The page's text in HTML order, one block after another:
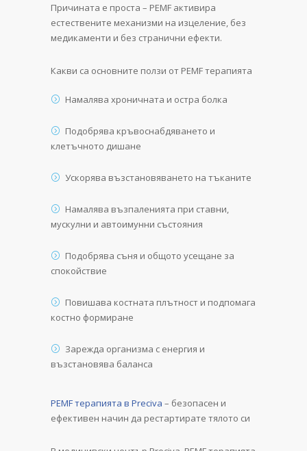
Причината е проста – PEMF активира
естествените механизми на изцеление, без
медикаменти и без странични ефекти.
Какви са основните ползи от PEMF терапията
Намалява хроничната и остра болка
Подобрява кръвоснабдяването и
клетъчното дишане
Ускорява възстановяването на тъканите
Намалява възпаленията при ставни,
мускулни и автоимунни състояния
Подобрява съня и общото усещане за
спокойствие
Повишава костната плътност и подпомага
костно формиране
Зарежда организма с енергия и
възстановява баланса
PEMF терапията в Preciva – безопасен и
ефективен начин да рестартирате тялото си